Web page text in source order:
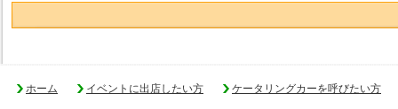
ホーム イベントに出店したい方 ケータリングカーを呼びたい方